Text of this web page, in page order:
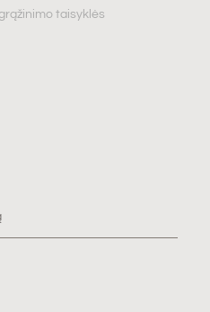
taisyklės